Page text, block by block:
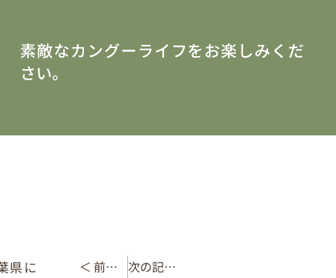
素敵なカングーライフをお楽しみくだ
さい。
県に ＜ 前の記事 次の記事 ＞